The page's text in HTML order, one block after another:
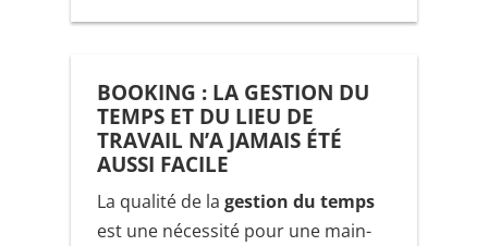
BOOKING : LA GESTION DU
TEMPS ET DU LIEU DE
TRAVAIL N’A JAMAIS ÉTÉ
AUSSI FACILE
La qualité de la gestion du temps
est une nécessité pour une main-